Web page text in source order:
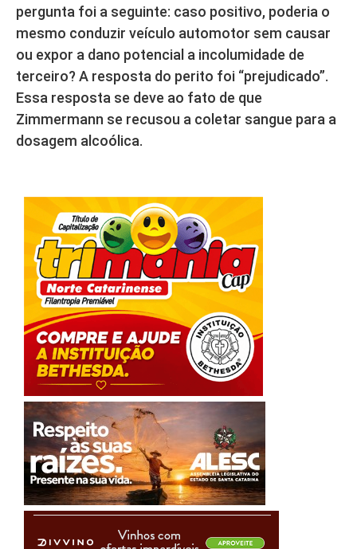
pergunta foi a seguinte: caso positivo, poderia o
mesmo conduzir veículo automotor sem causar
ou expor a dano potencial a incolumidade de
terceiro? A resposta do perito foi “prejudicado”.
Essa resposta se deve ao fato de que
Zimmermann se recusou a coletar sangue para a
dosagem alcoólica.